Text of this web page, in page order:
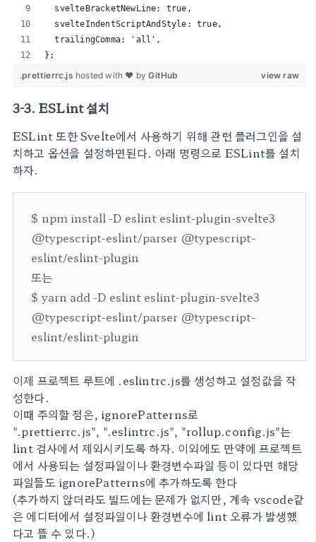
  svelteBracketNewLine: true,
  svelteIndentScriptAndStyle: true,
  trailingComma: 'all',
};
view raw
.prettierrc.js hosted with ❤ byGitHub
3-3. ESLint 설치
ESLint 또한 Svelte에서 사용하기 위해 관련 플러그인을 설
치하고 옵션을 설정하면된다. 아래 명령으로 ESLint를 설치
하자.
$ npm install -D eslint eslint-plugin-svelte3
@typescript-eslint/parser @typescript-
eslint/eslint-plugin
또는
$ yarn add -D eslint eslint-plugin-svelte3
@typescript-eslint/parser @typescript-
eslint/eslint-plugin
이제 프로젝트 루트에 .eslintrc.js를 생성하고 설정값을 작
성한다.
이때 주의할 점은, ignorePatterns로
".prettierrc.js", ".eslintrc.js", "rollup.config.js"는
lint 검사에서 제외시키도록 하자. 이외에도 만약에 프로젝트
에서 사용되는 설정파일이나 환경변수파일 등이 있다면 해당
파일들도 ignorePatterns에 추가하도록 한다
(추가하지 않더라도 빌드에는 문제가 없지만, 계속 vscode같
은 에디터에서 설정파일이나 환경변수에 lint 오류가 발생했
다고 뜰 수 있다.)